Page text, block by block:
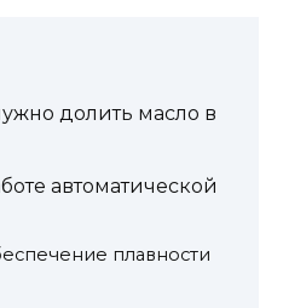
долить масло в
автоматической
плавности